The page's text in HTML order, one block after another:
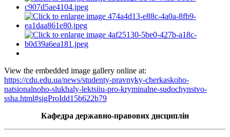
View the embedded image gallery online at:
https://cdu.edu.ua/news/studenty-pravnyky-cherkaskoho-
natsionalnoho-slukhaly-lektsiiu-pro-kryminalne-sudochynstvo-
ssha.html#sigProIdd15b622b79
Кафедра державно-правових дисциплін